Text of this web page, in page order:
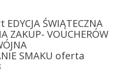
ŚWIĄTECZNA
ZAKUP- VOUCHERÓW
SMAKU oferta